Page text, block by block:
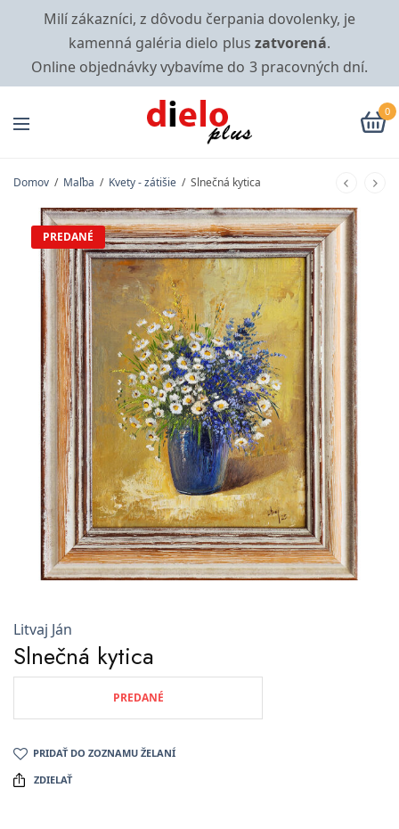
Milí zákazníci, z dôvodu čerpania dovolenky, je
kamenná galéria dielo plus zatvorená.
Online objednávky vybavíme do 3 pracovných dní.
0
Domov / Maľba / Kvety - zátišie / Slnečná kytica
PREDANÉ
Litvaj Ján
Slnečná kytica
PREDANÉ
PRIDAŤ DO ZOZNAMU ŽELANÍ
ZDIELAŤ